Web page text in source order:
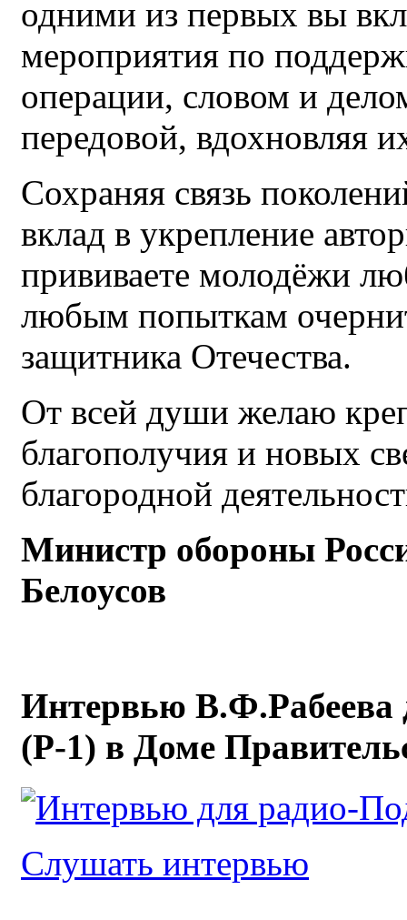
одними из первых вы
мероприятия по
операции, словом и
передовой, вдохновляя
Сохраняя связь
вклад в укрепление
прививаете молодёжи
любым попыткам
защитника Отечества.
От всей души желаю
благополучия и новых
благородной
Министр обороны
Белоусов
Интервью В.Ф.Рабеева
(Р-1) в Доме
Слушать интервью